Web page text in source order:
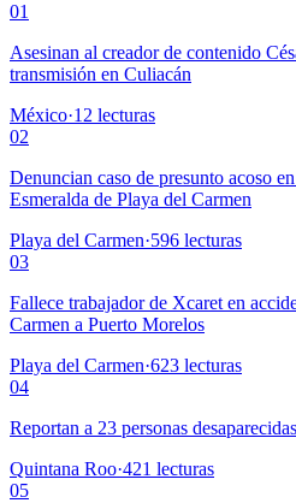
01
Asesinan al creador de contenido
transmisión en Culiacán
México·12 lecturas
02
Denuncian caso de presunto acoso
Esmeralda de Playa del Carmen
Playa del Carmen·596 lecturas
03
Fallece trabajador de Xcaret en
Carmen a Puerto Morelos
Playa del Carmen·623 lecturas
04
Reportan a 23 personas
Quintana Roo·421 lecturas
05